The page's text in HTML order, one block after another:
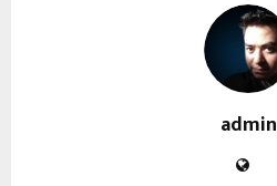
admin